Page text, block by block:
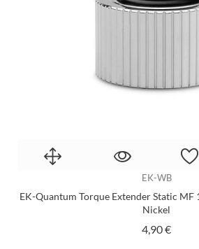
EK-WB
EK-Quantum Torque Extender Static MF
Nickel
4,90 €Prix